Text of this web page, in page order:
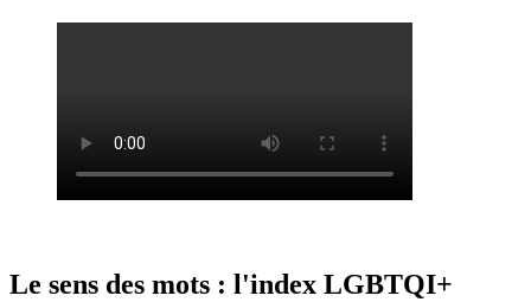
Le sens des mots : l'index LGBTQI+